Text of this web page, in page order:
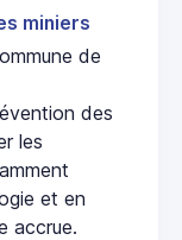
miniers
de
des
les
et en
accrue.